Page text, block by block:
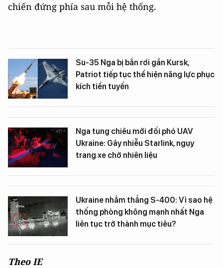
chiến đứng phía sau mỗi hệ thống.
Su-35 Nga bị bắn rơi gần Kursk,
Patriot tiếp tục thể hiện năng lực phục
kích tiền tuyến
Nga tung chiêu mới đối phó UAV
Ukraine: Gây nhiễu Starlink, ngụy
trang xe chở nhiên liệu
Ukraine nhắm thẳng S-400: Vì sao hệ
thống phòng không mạnh nhất Nga
liên tục trở thành mục tiêu?
Theo IE